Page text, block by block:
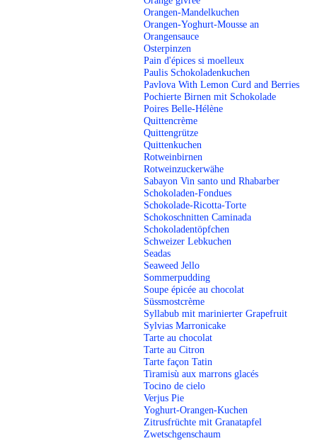
Orangen-Mandelkuchen
Orangen-Yoghurt-Mousse an
Orangensauce
Osterpinzen
Pain d'épices si moelleux
Paulis Schokoladenkuchen
Pavlova With Lemon Curd and Berries
Pochierte Birnen mit Schokolade
Poires Belle-Hélène
Quittencrème
Quittengrütze
Quittenkuchen
Rotweinbirnen
Rotweinzuckerwähe
Sabayon Vin santo und Rhabarber
Schokoladen-Fondues
Schokolade-Ricotta-Torte
Schokoschnitten Caminada
Schokoladentöpfchen
Schweizer Lebkuchen
Seadas
Seaweed Jello
Sommerpudding
Soupe épicée au chocolat
Süssmostcrème
Syllabub mit marinierter Grapefruit
Sylvias Marronicake
Tarte au chocolat
Tarte au Citron
Tarte façon Tatin
Tiramisù aux marrons glacés
Tocino de cielo
Verjus Pie
Yoghurt-Orangen-Kuchen
Zitrusfrüchte mit Granatapfel
Zwetschgenschaum